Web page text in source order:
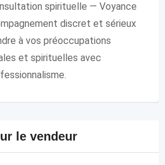
spirituelle — Voyance
discret et sérieux
à vos préoccupations
et spirituelles avec
le vendeur